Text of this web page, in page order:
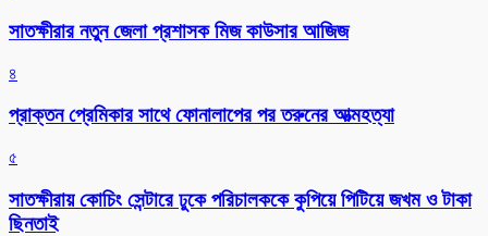
সাতক্ষীরার নতুন জেলা প্রশাসক মিজ কাউসার আজিজ
৪
প্রাক্তন প্রেমিকার সাথে ফোনালাপের পর তরুনের আত্মহত্যা
৫
সাতক্ষীরায় কোচিং সেন্টারে ঢুকে পরিচালককে কুপিয়ে পিটিয়ে জখম ও টাকা
ছিনতাই